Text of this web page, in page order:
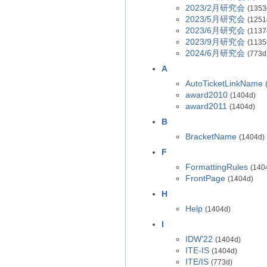
2023/2月研究会
2023/5月研究会
2023/6月研究会
2023/9月研究会
2024/6月研究会
A
AutoTicketLinkName
award2010 (1404d)
award2011 (1404d)
B
BracketName (1404d)
F
FormattingRules
FrontPage (1404d)
H
Help (1404d)
I
IDW'22 (1404d)
ITE-IS (1404d)
ITE/IS (773d)